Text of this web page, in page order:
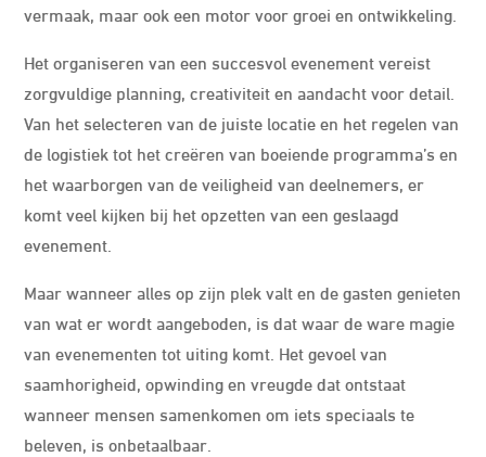
vermaak, maar ook een motor voor groei en ontwikkeling.
Het organiseren van een succesvol evenement vereist
zorgvuldige planning, creativiteit en aandacht voor detail.
Van het selecteren van de juiste locatie en het regelen van
de logistiek tot het creëren van boeiende programma’s en
het waarborgen van de veiligheid van deelnemers, er
komt veel kijken bij het opzetten van een geslaagd
evenement.
Maar wanneer alles op zijn plek valt en de gasten genieten
van wat er wordt aangeboden, is dat waar de ware magie
van evenementen tot uiting komt. Het gevoel van
saamhorigheid, opwinding en vreugde dat ontstaat
wanneer mensen samenkomen om iets speciaals te
beleven, is onbetaalbaar.